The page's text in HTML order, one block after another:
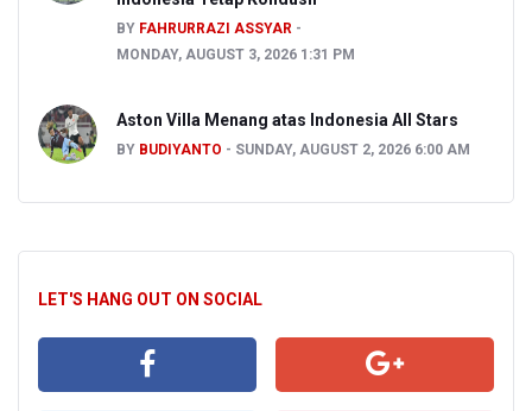
BY FAHRURRAZI ASSYAR
MONDAY, AUGUST 3, 2026 1:31 PM
Aston Villa Menang atas Indonesia All Stars
BY BUDIYANTO SUNDAY, AUGUST 2, 2026 6:00 AM
LET'S HANG OUT ON SOCIAL